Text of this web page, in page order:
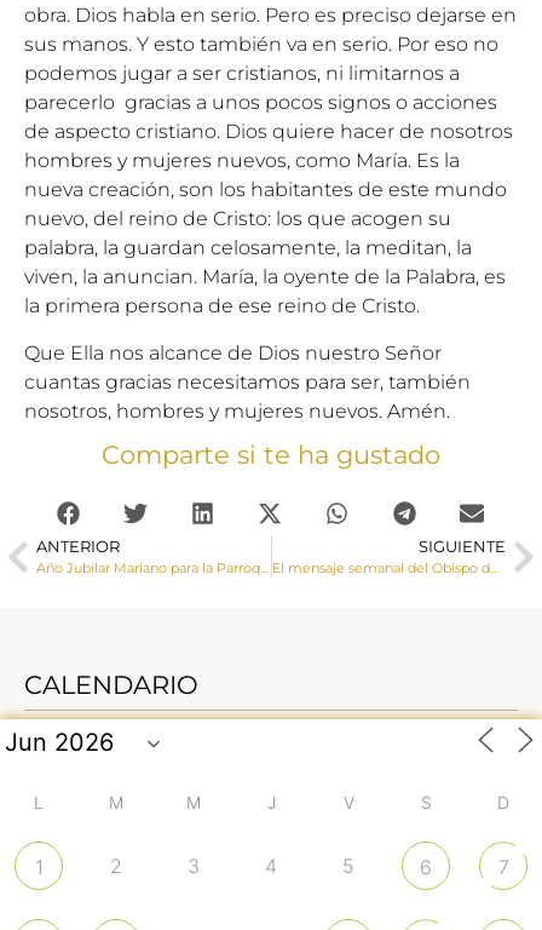
obra. Dios habla en serio. Pero es preciso dejarse en
sus manos. Y esto también va en serio. Por eso no
podemos jugar a ser cristianos, ni limitarnos a
parecerlo gracias a unos pocos signos o acciones
de aspecto cristiano. Dios quiere hacer de nosotros
hombres y mujeres nuevos, como María. Es la
nueva creación, son los habitantes de este mundo
nuevo, del reino de Cristo: los que acogen su
palabra, la guardan celosamente, la meditan, la
viven, la anuncian. María, la oyente de la Palabra, es
la primera persona de ese reino de Cristo.
Que Ella nos alcance de Dios nuestro Señor
cuantas gracias necesitamos para ser, también
nosotros, hombres y mujeres nuevos. Amén.
Comparte si te ha gustado
ANTERIOR
Año Jubilar Mariano para la Parroquia de Villalba del Rey
SIGUIENTE
El mensaje semanal del Obispo de Cuenca
CALENDARIO
L M M J V S D
1 2 3 4 5 6 7